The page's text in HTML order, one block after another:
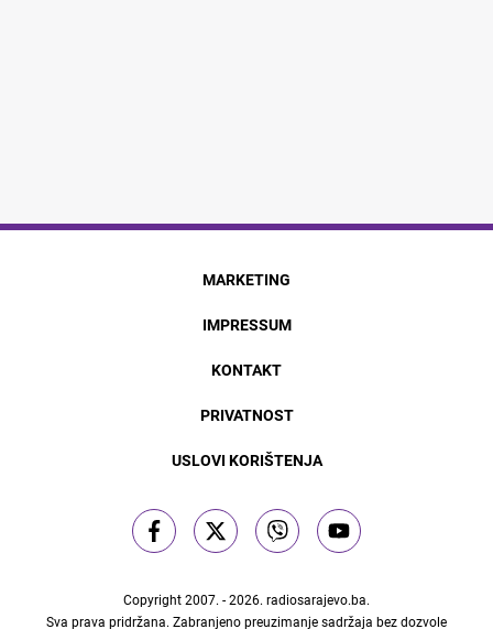
MARKETING
IMPRESSUM
KONTAKT
PRIVATNOST
USLOVI KORIŠTENJA
Copyright 2007. - 2026. radiosarajevo.ba.
Sva prava pridržana. Zabranjeno preuzimanje sadržaja bez dozvole